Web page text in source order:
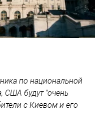
по национальной
США будут "очень
с Киевом и его